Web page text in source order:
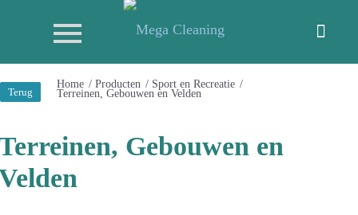
Terug
Home / Producten / Sport en Recreatie /
Terreinen, Gebouwen en Velden
Gebouwen en